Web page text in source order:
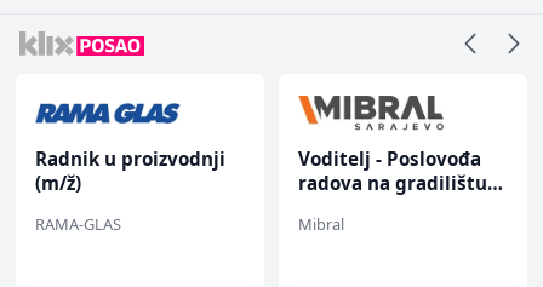
Radnik u proizvodnji
(m/ž)
RAMA-GLAS
Voditelj - Poslovođa
radova na gradilištu
Mibral